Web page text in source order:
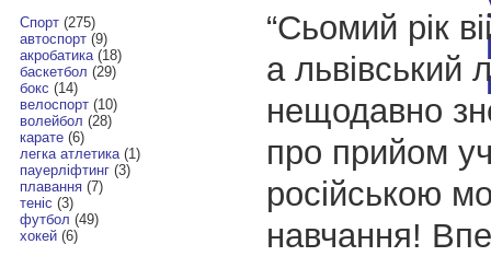
Спорт(275)
автоспорт(9)
акробатика(18)
баскетбол (29)
бокс (14)
велоспорт(10)
волейбол (28)
карате(6)
легка атлетика(1)
пауерліфтинг(3)
плавання(7)
теніс (3)
футбол (49)
хокей(6)
“Сьомий рік
а львівський
нещодавно
про прийом
російською
навчання!